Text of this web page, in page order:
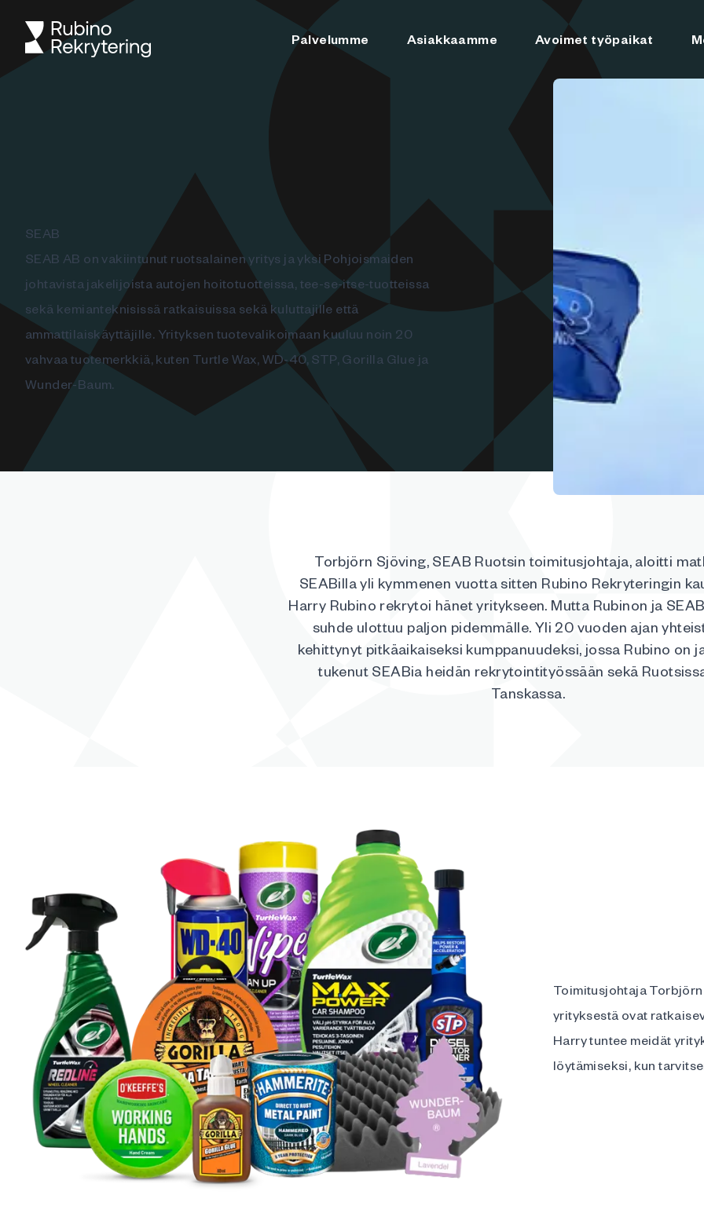
Palvelumme Asiakkaamme Avoimet työpaikat
SEAB
SEAB AB on vakiintunut ruotsalainen yritys ja yksi Pohjoismaiden
johtavista jakelijoista autojen hoitotuotteissa, tee-se-itse-tuotteissa
sekä kemianteknisissä ratkaisuissa sekä kuluttajille että
ammattilaiskäyttäjille. Yrityksen tuotevalikoimaan kuuluu noin 20
vahvaa tuotemerkkiä, kuten Turtle Wax, WD-40, STP, Gorilla Glue ja
Wunder-Baum.
Torbjörn Sjöving, SEAB Ruotsin toimitusjohtaja, aloitti
SEABilla yli kymmenen vuotta sitten Rubino Rekryteringin
Harry Rubino rekrytoi hänet yritykseen. Mutta Rubinon ja
suhde ulottuu paljon pidemmälle. Yli 20 vuoden ajan
kehittynyt pitkäaikaiseksi kumppanuudeksi, jossa Rubino on
tukenut SEABia heidän rekrytointityössään sekä
Tanskassa.
Toimitusjohtaja
yrityksestä ovat
Harry tuntee meidät
löytämiseksi, kun